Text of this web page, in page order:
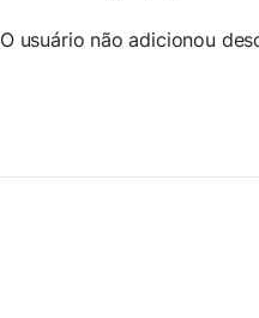
O usuário não adicionou